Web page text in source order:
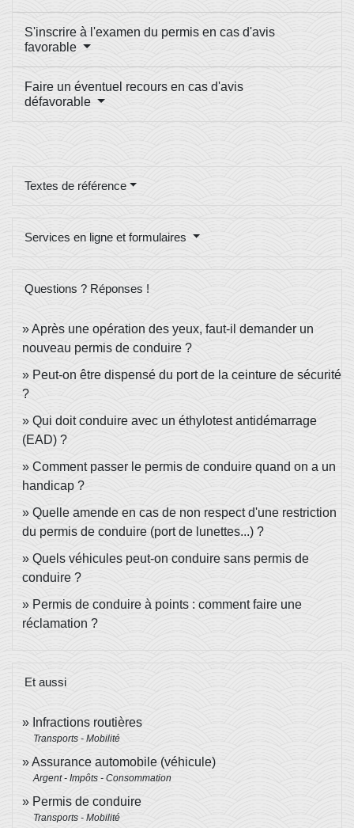
S'inscrire à l'examen du permis en cas d'avis
favorable
Faire un éventuel recours en cas d'avis
défavorable
Textes de référence
Services en ligne et formulaires
Questions ? Réponses !
Après une opération des yeux, faut-il demander un
nouveau permis de conduire ?
Peut-on être dispensé du port de la ceinture de sécurité
?
Qui doit conduire avec un éthylotest antidémarrage
(EAD) ?
Comment passer le permis de conduire quand on a un
handicap ?
Quelle amende en cas de non respect d'une restriction
du permis de conduire (port de lunettes...) ?
Quels véhicules peut-on conduire sans permis de
conduire ?
Permis de conduire à points : comment faire une
réclamation ?
Et aussi
Infractions routières
Transports - Mobilité
Assurance automobile (véhicule)
Argent - Impôts - Consommation
Permis de conduire
Transports - Mobilité